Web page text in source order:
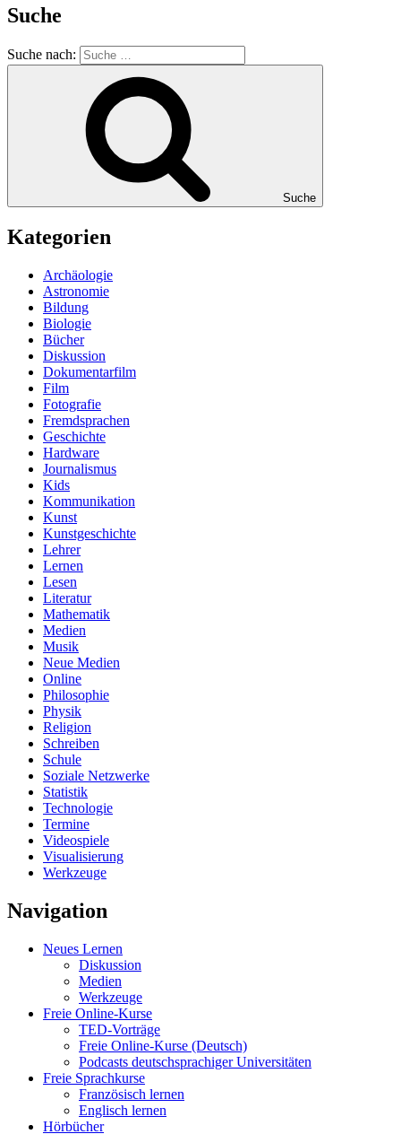
Suche
Suche nach:
Suche
Kategorien
Archäologie
Astronomie
Bildung
Biologie
Bücher
Diskussion
Dokumentarfilm
Film
Fotografie
Fremdsprachen
Geschichte
Hardware
Journalismus
Kids
Kommunikation
Kunst
Kunstgeschichte
Lehrer
Lernen
Lesen
Literatur
Mathematik
Medien
Musik
Neue Medien
Online
Philosophie
Physik
Religion
Schreiben
Schule
Soziale Netzwerke
Statistik
Technologie
Termine
Videospiele
Visualisierung
Werkzeuge
Navigation
Neues Lernen
Diskussion
Medien
Werkzeuge
Freie Online-Kurse
TED-Vorträge
Freie Online-Kurse (Deutsch)
Podcasts deutschsprachiger Universitäten
Freie Sprachkurse
Französisch lernen
Englisch lernen
Hörbücher